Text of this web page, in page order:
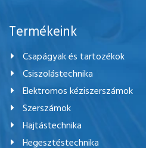
Termékeink
Csapágyak és tartozékok
Csiszolástechnika
Elektromos kéziszerszámok
Szerszámok
Hajtástechnika
Hegesztéstechnika